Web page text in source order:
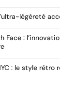
légèreté
Face :
: le style rétro